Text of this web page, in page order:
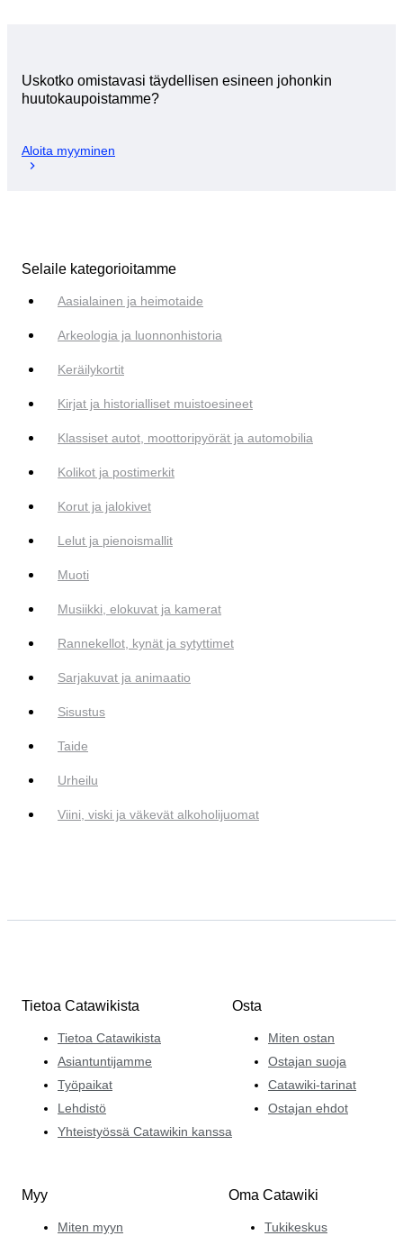
Uskotko omistavasi täydellisen esineen johonkin
huutokaupoistamme?
Aloita myyminen
Selaile kategorioitamme
Aasialainen ja heimotaide
Arkeologia ja luonnonhistoria
Keräilykortit
Kirjat ja historialliset muistoesineet
Klassiset autot, moottoripyörät ja automobilia
Kolikot ja postimerkit
Korut ja jalokivet
Lelut ja pienoismallit
Muoti
Musiikki, elokuvat ja kamerat
Rannekellot, kynät ja sytyttimet
Sarjakuvat ja animaatio
Sisustus
Taide
Urheilu
Viini, viski ja väkevät alkoholijuomat
Tietoa Catawikista
Tietoa Catawikista
Asiantuntijamme
Työpaikat
Lehdistö
Yhteistyössä Catawikin kanssa
Osta
Miten ostan
Ostajan suoja
Catawiki-tarinat
Ostajan ehdot
Myy
Miten myyn
Oma Catawiki
Tukikeskus